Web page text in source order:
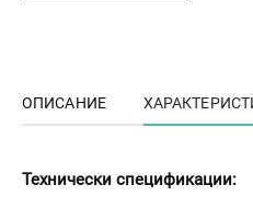
ОПИСАНИЕ
Технически спецификации: